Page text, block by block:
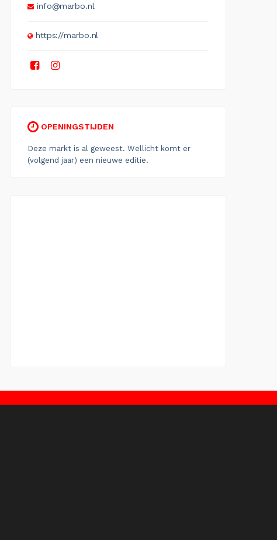
info@marbo.nl
https://marbo.nl
OPENINGSTIJDEN
Deze markt is al geweest. Wellicht komt er
(volgend jaar) een nieuwe editie.